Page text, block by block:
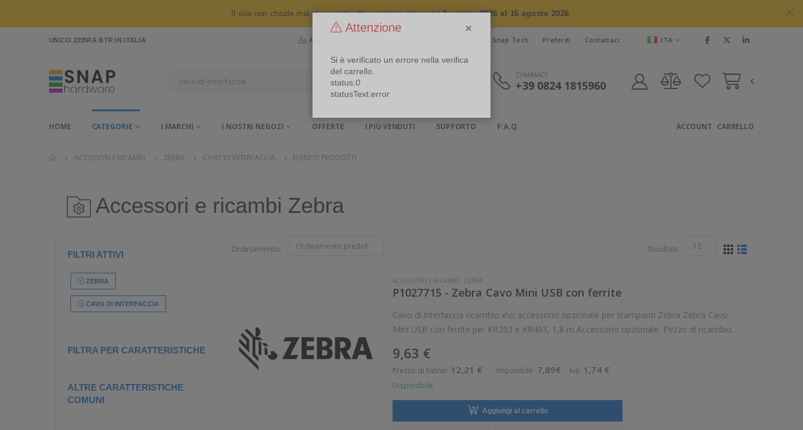
Il sito non chiude mai ma i nostri uffici saranno chiusi dal8 agosto 2026 al 16 agosto 2026
UNICO ZEBRA BTR IN ITALIA Area Riservata Snap Tech Preferiti Contattaci ITA
CHIAMACI
+39 0824 1815960
HOME CATEGORIE I MARCHI I NOSTRI NEGOZI OFFERTE I PIÙ VENDUTI SUPPORTO F.A.Q. CARRELLO
ACCOUNT
ACCESSORI E RICAMBI ZEBRA CAVO DI INTERFACCIA ELENCO PRODOTTI
Accessori e ricambi Zebra
Ordinamento: Risultati:
ACCESSORI E RICAMBI - ZEBRA
P1027715 - Zebra Cavo Mini USB con ferrite
Cavo di interfaccia ricambio e\o accessorio opzionale per stampanti Zebra Zebra Cavo
Mini USB con ferrite per KR203 e KR403, 1,8 m Accessorio opzionale. Pezzo di ricambio.
9,63 €
Prezzo di listino: 12,21 € Imponibile: 7,89€ Iva: 1,74 €
Disponibile
Aggiungi al carrello
FILTRI ATTIVI
ZEBRA
CAVO DI INTERFACCIA
FILTRA PER CARATTERISTICHE
ALTRE CARATTERISTICHE
COMUNI
Attenzione ×
Si è verificato un errore nella verifica
del carrello.
status:0
statusText:error